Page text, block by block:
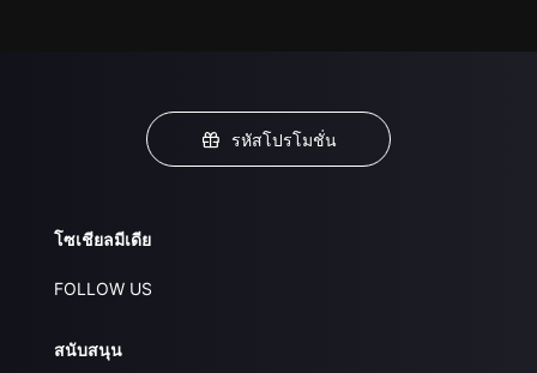
รหัสโปรโมชั่น
โซเชียลมีเดีย
FOLLOW US
สนับสนุน